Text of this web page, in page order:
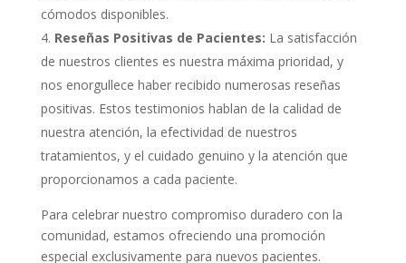
cómodos disponibles.
Reseñas Positivas de Pacientes: La satisfacción
de nuestros clientes es nuestra máxima prioridad, y
nos enorgullece haber recibido numerosas reseñas
positivas. Estos testimonios hablan de la calidad de
nuestra atención, la efectividad de nuestros
tratamientos, y el cuidado genuino y la atención que
proporcionamos a cada paciente.
Para celebrar nuestro compromiso duradero con la
comunidad, estamos ofreciendo una promoción
especial exclusivamente para nuevos pacientes.